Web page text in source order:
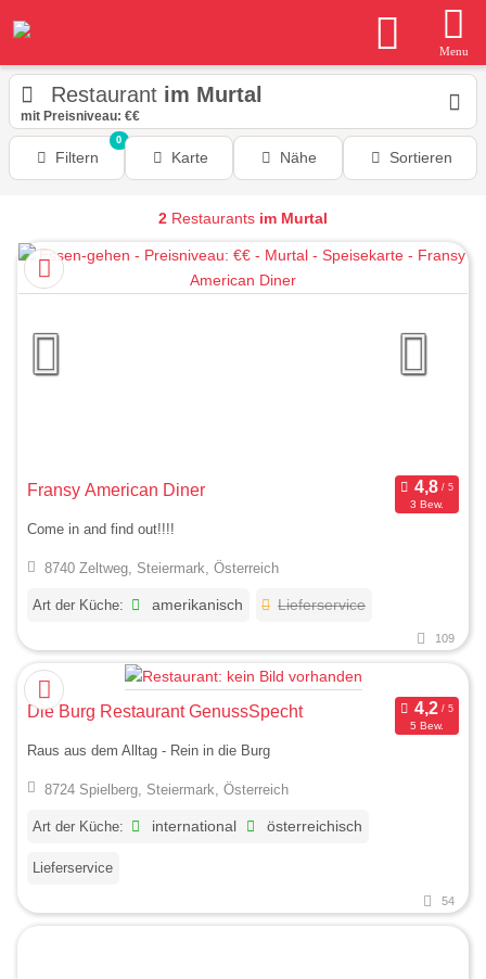
Menu
Restaurant im Murtal
mit Preisniveau: €€
Filtern
0
Karte Nähe Sortieren
2 Restaurants im Murtal
Fransy American Diner
3 Bew.
Come in and find out!!!!
8740 Zeltweg, Steiermark, Österreich
Art der Küche: amerikanisch Lieferservice
109
Die Burg Restaurant GenussSpecht
5 Bew.
Raus aus dem Alltag - Rein in die Burg
8724 Spielberg, Steiermark, Österreich
Art der Küche: international österreichisch
Lieferservice
54